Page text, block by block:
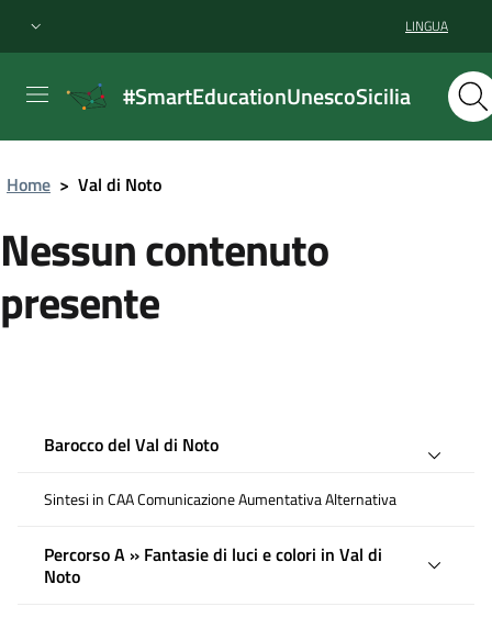
LINGUA
#SmartEducationUnescoSicilia
Home > Val di Noto
Nessun contenuto
presente
Barocco del Val di Noto
Sintesi in CAA Comunicazione Aumentativa Alternativa
Percorso A » Fantasie di luci e colori in Val di
Noto